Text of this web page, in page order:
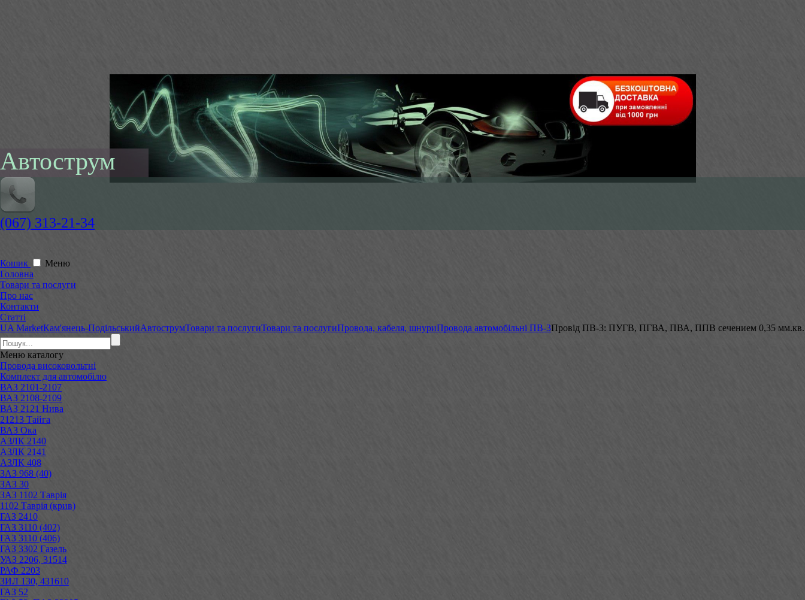
Автострум
(067) 313-21-34
Кошик
Меню
Головна
Товари та послуги
Про нас
Контакти
Статті
UA MarketКам'янець-ПодільськийАвтострумТовари та послугиТовари та послугиПровода, кабеля, шнуриПровода автомобільні ПВ-3Провід ПВ-3: ПУГВ, ПГВА, ПВА, ППВ сечением 0,35 мм.кв.
Меню каталогу
Провода високовольтні
Комплект для автомобілю
ВАЗ 2101-2107
ВАЗ 2108-2109
ВАЗ 2121 Нива
21213 Тайга
ВАЗ Ока
АЗЛК 2140
АЗЛК 2141
АЗЛК 408
ЗАЗ 968 (40)
ЗАЗ 30
ЗАЗ 1102 Таврія
1102 Таврія (крив)
ГАЗ 2410
ГАЗ 3110 (402)
ГАЗ 3110 (406)
ГАЗ 3302 Газель
УАЗ 2206, 31514
РАФ 2203
ЗИЛ 130, 431610
ГАЗ 52